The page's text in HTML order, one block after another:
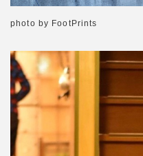
photo by FootPrints